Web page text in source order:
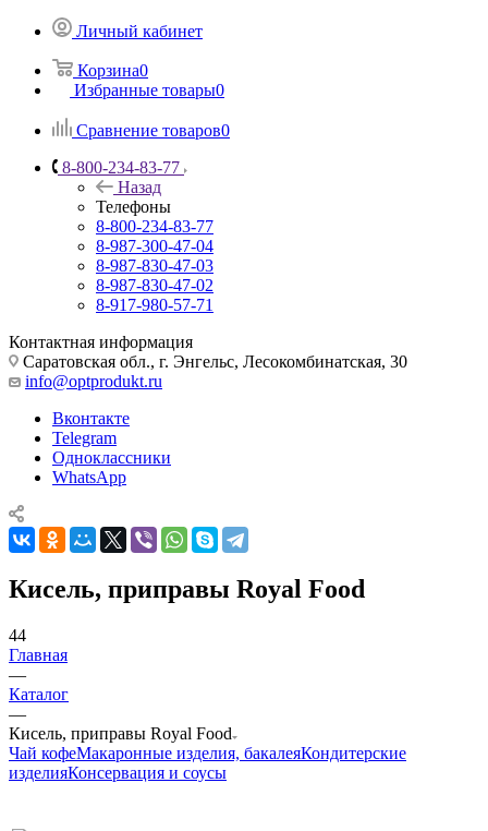
Личный кабинет
Корзина0
Избранные товары0
Сравнение товаров0
8-800-234-83-77
Назад
Телефоны
8-800-234-83-77
8-987-300-47-04
8-987-830-47-03
8-987-830-47-02
8-917-980-57-71
Контактная информация
Саратовская обл., г. Энгельс, Лесокомбинатская, 30
info@optprodukt.ru
Вконтакте
Telegram
Одноклассники
WhatsApp
Кисель, приправы Royal Food
44
Главная
—
Каталог
—
Кисель, приправы Royal Food
Чай кофеМакаронные изделия, бакалеяКондитерские
изделияКонсервация и соусы